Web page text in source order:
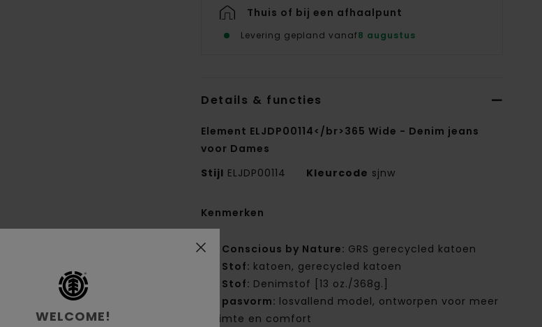
Thuis of bij een afhaalpunt
Levering gepland vanaf8 augustus
Details & functies
Element ELJDP00114</br>365 Wide - Denim jeans
voor Dames
Stijl ELJDP00114 Kleurcode sjnw
Kenmerken
Conscious by Nature: GRS gerecycled katoen
Stof: katoen, gerecycled katoen
Stof: Denimstof [13 oz./368g.]
pasvorm: losvallend model, ontworpen voor meer
ruimte en comfort
WELCOME!